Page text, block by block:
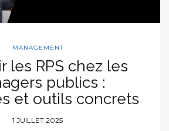
MANAGEMENT
les RPS chez les
publics :
et outils concrets
1 JUILLET 2025